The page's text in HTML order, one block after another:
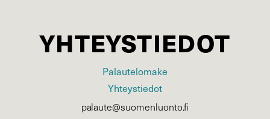
YHTEYSTIEDOT
Palautelomake
Yhteystiedot
palaute@suomenluonto.fi